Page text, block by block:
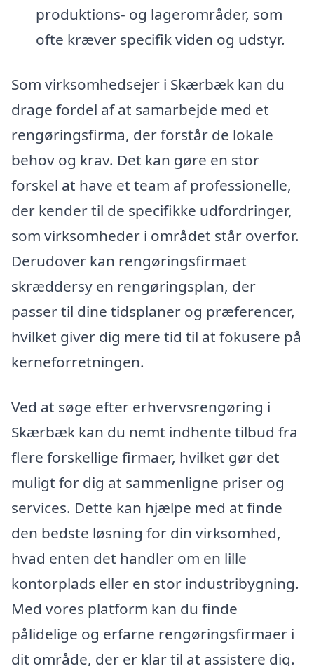
produktions- og lagerområder, som
ofte kræver specifik viden og udstyr.
Som virksomhedsejer i Skærbæk kan du
drage fordel af at samarbejde med et
rengøringsfirma, der forstår de lokale
behov og krav. Det kan gøre en stor
forskel at have et team af professionelle,
der kender til de specifikke udfordringer,
som virksomheder i området står overfor.
Derudover kan rengøringsfirmaet
skræddersy en rengøringsplan, der
passer til dine tidsplaner og præferencer,
hvilket giver dig mere tid til at fokusere på
kerneforretningen.
Ved at søge efter erhvervsrengøring i
Skærbæk kan du nemt indhente tilbud fra
flere forskellige firmaer, hvilket gør det
muligt for dig at sammenligne priser og
services. Dette kan hjælpe med at finde
den bedste løsning for din virksomhed,
hvad enten det handler om en lille
kontorplads eller en stor industribygning.
Med vores platform kan du finde
pålidelige og erfarne rengøringsfirmaer i
dit område, der er klar til at assistere dig.